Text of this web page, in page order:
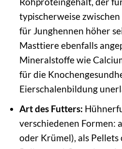
typischerweise zwischen
für Junghennen höher
Masttiere ebenfalls
Mineralstoffe wie
für die
Eierschalenbildung
Art des Futters:
verschiedenen Formen:
oder Krümel), als Pellets